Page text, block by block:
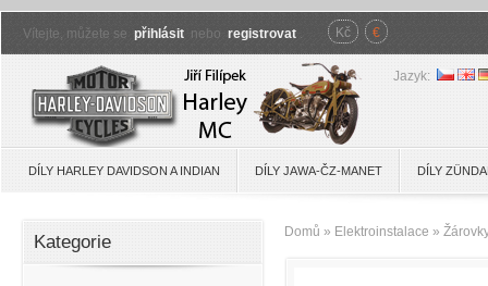
Vítejte, můžete se přihlásit nebo registrovat . Kč €
Jazyk:
DÍLY HARLEY DAVIDSON A INDIAN DÍLY JAWA-ČZ-MANET DÍLY
Kategorie Domů » Elektroinstalace »